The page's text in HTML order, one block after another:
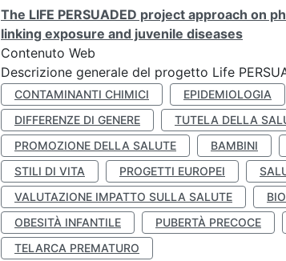
The LIFE PERSUADED project approach on
linking exposure and juvenile diseases
Contenuto Web
Descrizione generale del progetto Life
CONTAMINANTI CHIMICI EPIDEMIOLOGIA
DIFFERENZE DI GENERE
TUTELA DELLA
PROMOZIONE DELLA SALUTE
BAMBINI
STILI DI VITA
PROGETTI EUROPEI
VALUTAZIONE IMPATTO SULLA SALUTE
OBESITÀ INFANTILE
PUBERTÀ PRECOCE
TELARCA PREMATURO